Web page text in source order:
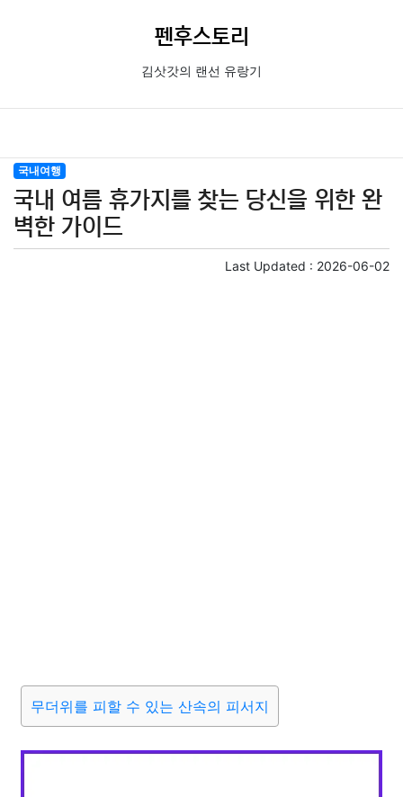
펜후스토리
김삿갓의 랜선 유랑기
국내여행
국내 여름 휴가지를 찾는 당신을 위한 완
벽한 가이드
Last Updated : 2026-06-02
무더위를 피할 수 있는 산속의 피서지